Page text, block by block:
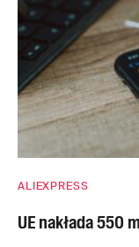
ALIEXPRESS
UE nakłada 550